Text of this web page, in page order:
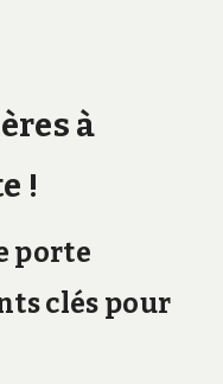
à
!
porte
clés pour